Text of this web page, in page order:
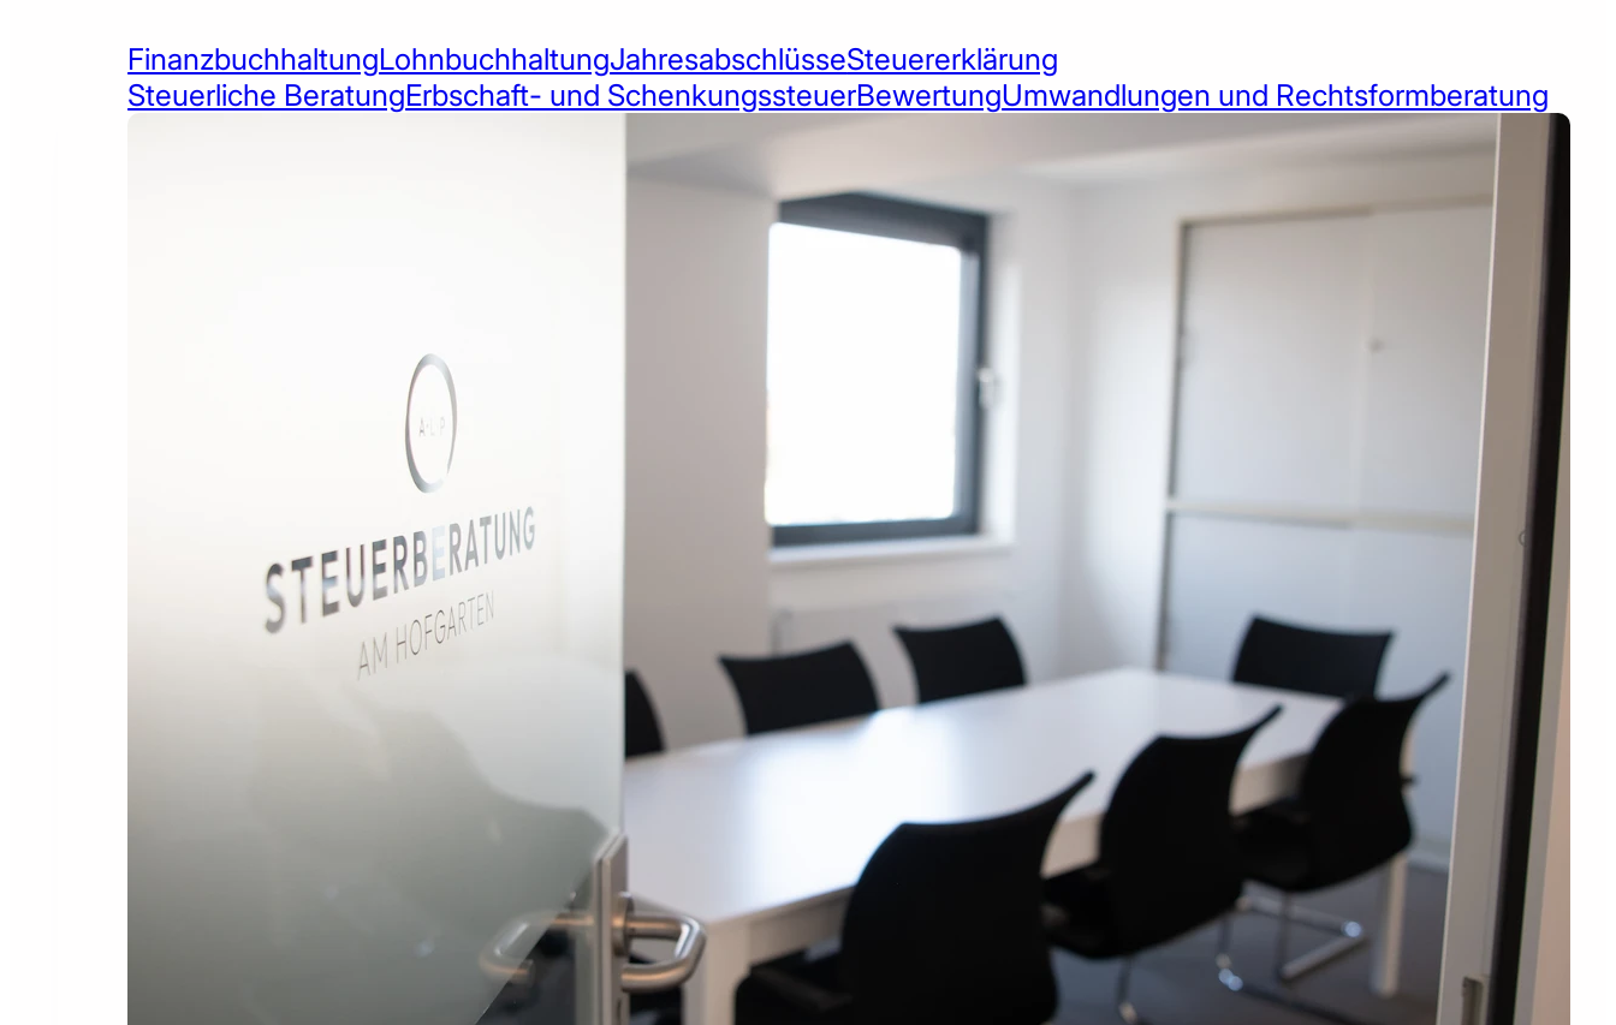
FinanzbuchhaltungLohnbuchhaltungJahresabschlüsseSteuererklärung
Steuerliche BeratungErbschaft- und SchenkungssteuerBewertungUmwandlungen und Rechtsformberatung